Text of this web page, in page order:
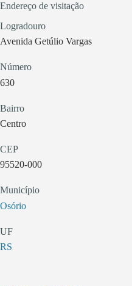
Endereço de visitação
Logradouro
Avenida Getúlio Vargas
Número
630
Bairro
Centro
CEP
95520-000
Município
Osório
UF
RS